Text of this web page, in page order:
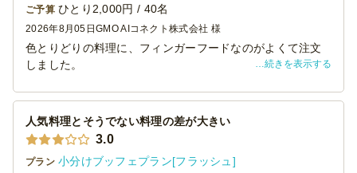
ご予算 ひとり2,000円 / 40名
2026年8月05日 GMO AIコネクト株式会社 様
色とりどりの料理に、フィンガーフードなのがよくて注文
しました。
した。
立食だったので料理をいくつかのテーブルに配置したかっ
たのですが、同じ料理がまとまって入っていたので会が始
まるまでにばらばらにするのが大変でした。
初めて注文したこともありそこまで頭がまわっていなかっ
続きを表示する
人気料理とそうでない料理の差が大きい
3.0
プラン 小分けブッフェプラン[フラッシュ]